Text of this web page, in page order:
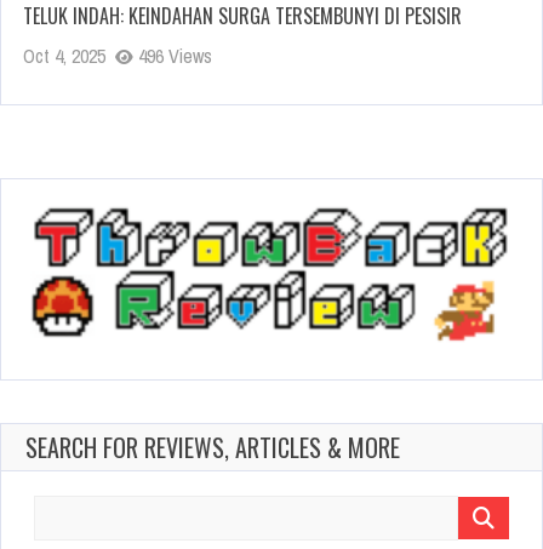
TELUK INDAH: KEINDAHAN SURGA TERSEMBUNYI DI PESISIR
Oct 4, 2025 496 Views
SEARCH FOR REVIEWS, ARTICLES & MORE